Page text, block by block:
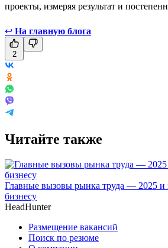
проекты, измеряя результат и
↩ На главную блога
2
Читайте также
Главные вызовы рынка труда — 2025 и
бизнесу
HeadHunter
Размещение вакансий
Поиск по резюме